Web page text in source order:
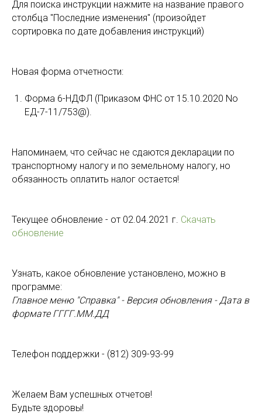
Для поиска инструкции нажмите на название правого
столбца "Последние изменения" (произойдет
сортировка по дате добавления инструкций)
Новая форма отчетности:
Форма 6-НДФЛ (Приказом ФНС от 15.10.2020 No
ЕД-7-11/753@).
Напоминаем, что сейчас не сдаются декларации по
транспортному налогу и по земельному налогу, но
обязанность оплатить налог остается!
Текущее обновление - от 02.04.2021 г. Скачать
обновление
Узнать, какое обновление установлено, можно в
программе:
Главное меню "Справка" - Версия обновления - Дата в
формате ГГГГ.ММ.ДД
Телефон поддержки - (812) 309-93-99
Желаем Вам успешных отчетов!
Будьте здоровы!